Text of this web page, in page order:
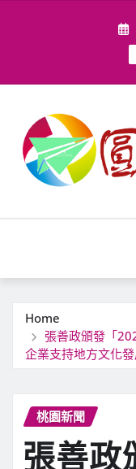
Home
張善政頒發「
企業支持地方文化
桃園新聞
張善政